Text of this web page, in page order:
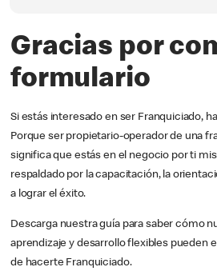
Gracias por
formulario
Si estás interesado en ser Franquiciado,
Porque ser propietario-operador de una
significa que estás en el negocio por ti
respaldado por la capacitación, la
a lograr el éxito.
Descarga nuestra guía para saber cómo
aprendizaje y desarrollo flexibles pueden
de hacerte Franquiciado.